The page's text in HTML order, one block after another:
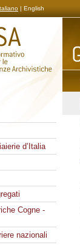
| English
d’Italia
Cogne -
nazionali